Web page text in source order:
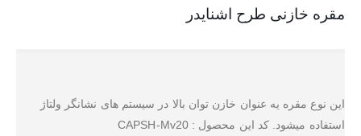
مقره خازنی طرح اشنایدر
این نوع مقره یه عنوان خازن توان بالا در سیستم های نشانگر ولتاژ
استفاده میشود. کد این محصول : CAPSH-Mv20